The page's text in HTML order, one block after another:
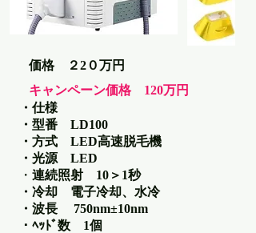
価格 ２2０万円
キャンペーン価格 120万円
・仕様
・型番 LD100
・方式 LED高速脱毛機
・光源 LED
・ 連続照射 10＞1秒
・冷却 電子冷却、水冷
・波長 750nm±10nm
・ﾍｯﾄﾞ数 1個